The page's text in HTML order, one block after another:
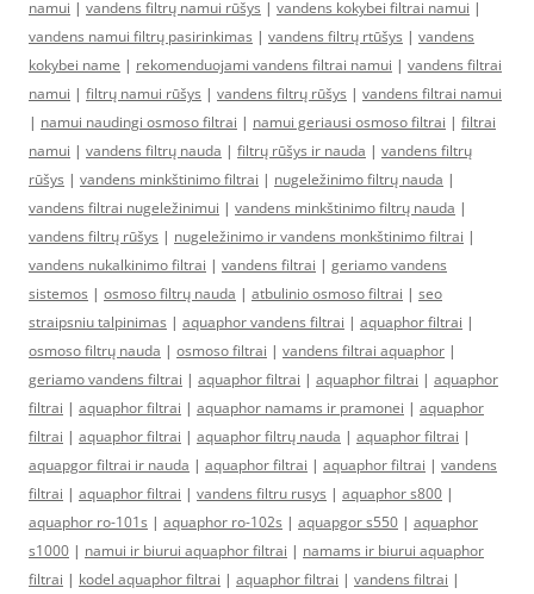
namui | vandens filtrų namui rūšys | vandens kokybei filtrai namui |
vandens namui filtrų pasirinkimas | vandens filtrų rtūšys | vandens
kokybei name | rekomenduojami vandens filtrai namui | vandens filtrai
namui | filtrų namui rūšys | vandens filtrų rūšys | vandens filtrai namui
| namui naudingi osmoso filtrai | namui geriausi osmoso filtrai | filtrai
namui | vandens filtrų nauda | filtrų rūšys ir nauda | vandens filtrų
rūšys | vandens minkštinimo filtrai | nugeležinimo filtrų nauda |
vandens filtrai nugeležinimui | vandens minkštinimo filtrų nauda |
vandens filtrų rūšys | nugeležinimo ir vandens monkštinimo filtrai |
vandens nukalkinimo filtrai | vandens filtrai | geriamo vandens
sistemos | osmoso filtrų nauda | atbulinio osmoso filtrai | seo
straipsniu talpinimas | aquaphor vandens filtrai | aquaphor filtrai |
osmoso filtrų nauda | osmoso filtrai | vandens filtrai aquaphor |
geriamo vandens filtrai | aquaphor filtrai | aquaphor filtrai | aquaphor
filtrai | aquaphor filtrai | aquaphor namams ir pramonei | aquaphor
filtrai | aquaphor filtrai | aquaphor filtrų nauda | aquaphor filtrai |
aquapgor filtrai ir nauda | aquaphor filtrai | aquaphor filtrai | vandens
filtrai | aquaphor filtrai | vandens filtru rusys | aquaphor s800 |
aquaphor ro-101s | aquaphor ro-102s | aquapgor s550 | aquaphor
s1000 | namui ir biurui aquaphor filtrai | namams ir biurui aquaphor
filtrai | kodel aquaphor filtrai | aquaphor filtrai | vandens filtrai |